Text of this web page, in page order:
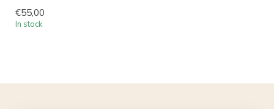
€55,00
In stock